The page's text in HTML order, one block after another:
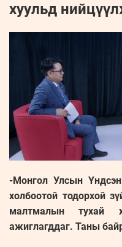
хуульд
-Монгол Улсын Үндсэн
холбоотой тодорхой
малтмалын тухай
ажиглагддаг. Таны